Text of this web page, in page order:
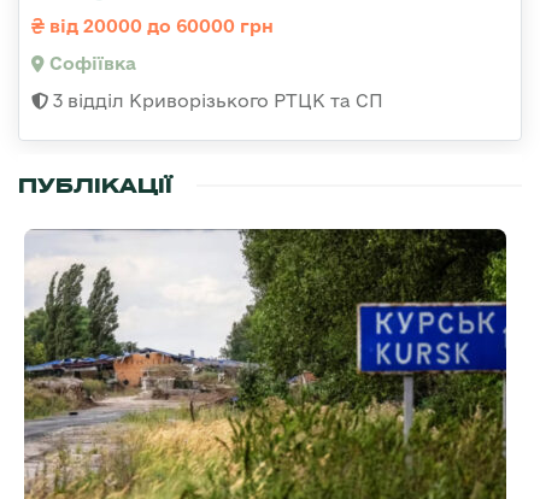
від 20000 до 60000 грн
Софіївка
3 відділ Криворізького РТЦК та СП
ПУБЛІКАЦІЇ